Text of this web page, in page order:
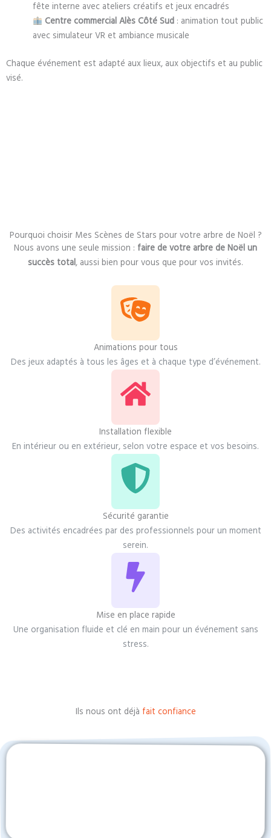
fête interne avec ateliers créatifs et jeux encadrés
Centre commercial Alès Côté Sud : animation tout public
avec simulateur VR et ambiance musicale
Chaque événement est adapté aux lieux, aux objectifs et au public
visé.
Pourquoi choisir Mes Scènes de Stars pour votre arbre de Noël ?
Nous avons une seule mission : faire de votre arbre de Noël un
succès total, aussi bien pour vous que pour vos invités.
Animations pour tous
Des jeux adaptés à tous les âges et à chaque type d’événement.
Installation flexible
En intérieur ou en extérieur, selon votre espace et vos besoins.
Sécurité garantie
Des activités encadrées par des professionnels pour un moment
serein.
Mise en place rapide
Une organisation fluide et clé en main pour un événement sans
stress.
Ils nous ont déjà fait confiance